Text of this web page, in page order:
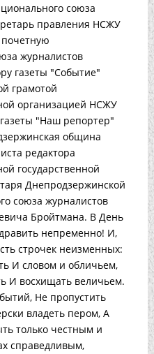
союза
правления НСЖУ
почетную
журналистов
газеты "Событие"
грамотой
организацией НСЖУ
"Наш репортер"
община
редактора
государственной
Днепродзержинской
союза журналистов
Бройтмана. В День
непременно! И,
строчек неизменных:
И словом и обличьем,
И восхищать величьем.
Не пропустить
владеть пером, А
только честным и
справедливым,